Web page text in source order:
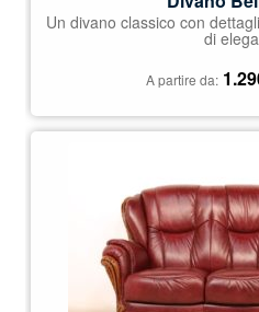
Un divano classico con
di
A partire da: